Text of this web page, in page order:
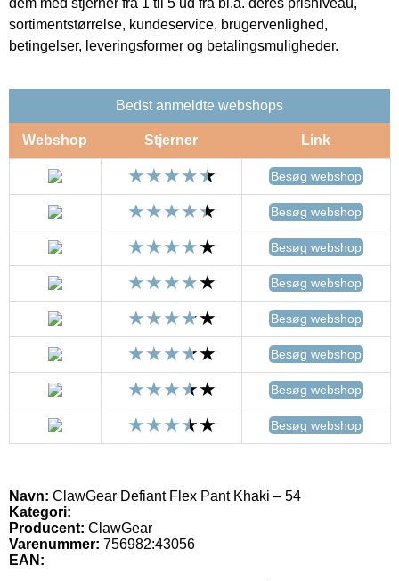
sortimentstørrelse, kundeservice, brugervenlighed,
betingelser, leveringsformer og betalingsmuligheder.
Bedst anmeldte webshops
Webshop Stjerner Link
Besøg webshop
Besøg webshop
Besøg webshop
Besøg webshop
Besøg webshop
Besøg webshop
Besøg webshop
Besøg webshop
Navn: ClawGear Defiant Flex Pant Khaki – 54
Kategori:
Producent: ClawGear
Varenummer: 756982:43056
EAN: